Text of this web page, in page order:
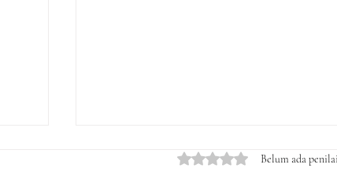
Dinilai 0 dari 5 bintang.
Belum ada